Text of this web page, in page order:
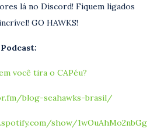
lá no Discord! Fiquem ligados
GO HAWKS!
você tira o CAPéu?
blog-seahawks-brasil/
show/1wOuAhMo2nbGg